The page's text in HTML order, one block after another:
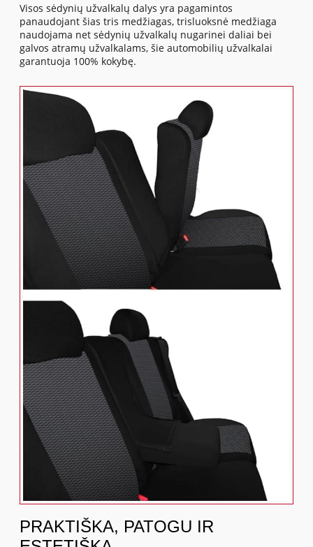
Visos sėdynių užvalkalų dalys yra pagamintos
panaudojant šias tris medžiagas, trisluoksnė medžiaga
naudojama net sėdynių užvalkalų nugarinei daliai bei
galvos atramų užvalkalams, šie automobilių užvalkalai
garantuoja 100% kokybę.
PRAKTIŠKA, PATOGU IR